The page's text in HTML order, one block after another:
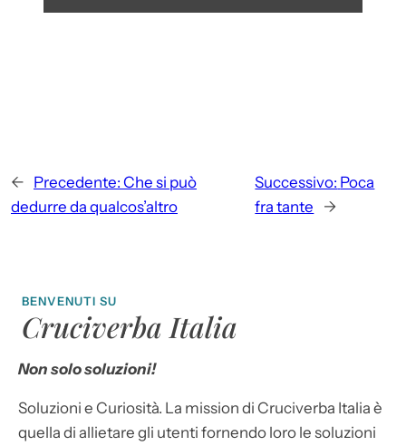
← Precedente: Che si può
dedurre da qualcos’altro
Successivo: Poca
fra tante
→
BENVENUTI SU
Cruciverba Italia
Non solo soluzioni!
Soluzioni e Curiosità. La mission di Cruciverba Italia è
quella di allietare gli utenti fornendo loro le soluzioni